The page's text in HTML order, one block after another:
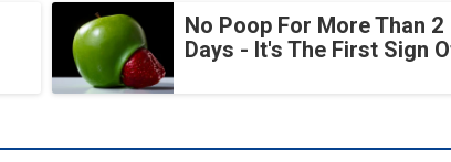
No Poop For More Than 2
Days - It's The First Sign